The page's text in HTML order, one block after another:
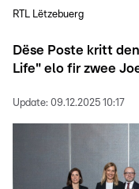
RTL Lëtzebuerg
Dëse Poste kritt
Life" elo fir zwee
Update: 09.12.2025 10:17